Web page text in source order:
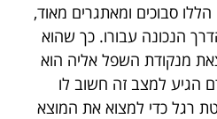
סבוכים ומאתגרים מאוד,
הנכונה עבורו. כך שהוא
מנקודת השפל אליה הוא
הגיע למצב זה חשוב לו
רגל כדי למצוא את המוצא